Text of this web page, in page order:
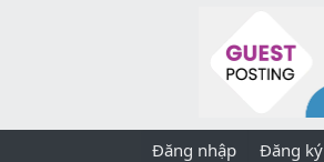
Đăng nhập Đăng ký